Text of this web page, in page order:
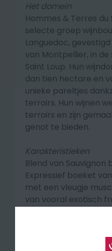
Het domein
Hommes & Terres
selecte groep
Languedoc,
van Montpellier, in de
Saint Loup. Hun
dan tien hectare en
unieke pareltjes
terroirs. Hun wijnen
terroirs en zijn
genot te bieden.
Karakteristieken
Blend van Sauvignon
Expressief boeket
met een vleugje
van vooral exotisch
asperges, ook bij